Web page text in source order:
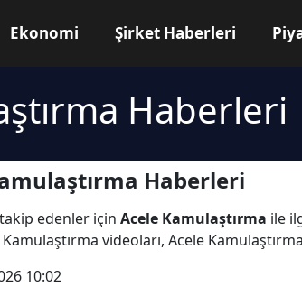
Ekonomi Şirket Haberleri
Haberleri
Haberleri
edenler için Acele Kamulaştırma ile
videoları, Acele
10:02